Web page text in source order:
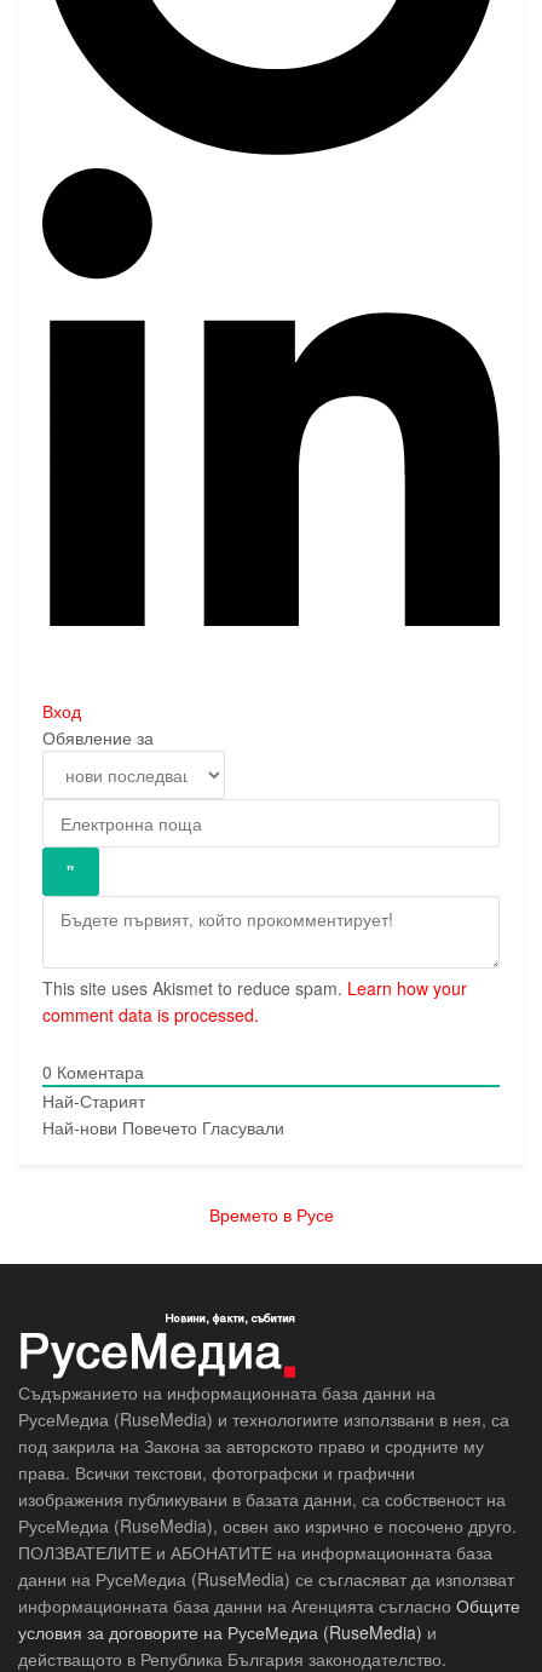
Вход
Обявление за
This site uses Akismet to reduce spam. Learn how your
comment data is processed.
0 Коментара
Най-Старият
Най-нови Повечето Гласували
Времето в Русе
Съдържанието на информационната база данни на
РусеМедиа (RuseMedia) и технологиите използвани в нея, са
под закрила на Закона за авторското право и сродните му
права. Всички текстови, фотографски и графични
изображения публикувани в базата данни, са собственост на
РусеМедиа (RuseMedia), освен ако изрично е посочено друго.
ПОЛЗВАТЕЛИТЕ и АБОНАТИТЕ на информационната база
данни на РусеМедиа (RuseMedia) се съгласяват да използват
информационната база данни на Агенцията съгласно Общите
условия за договорите на РусеМедиа (RuseMedia) и
действащото в Република България законодателство.